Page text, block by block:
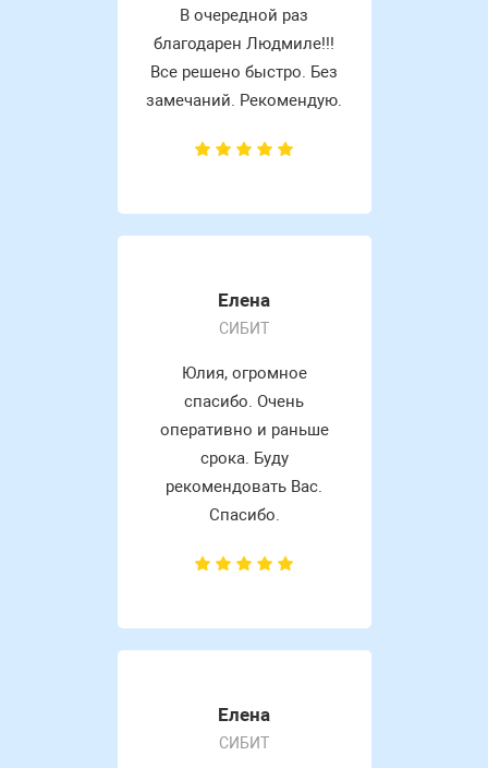
В очередной раз
благодарен Людмиле!!!
Все решено быстро. Без
замечаний. Рекомендую.
Елена
СИБИТ
Юлия, огромное
спасибо. Очень
оперативно и раньше
срока. Буду
рекомендовать Вас.
Спасибо.
Елена
СИБИТ